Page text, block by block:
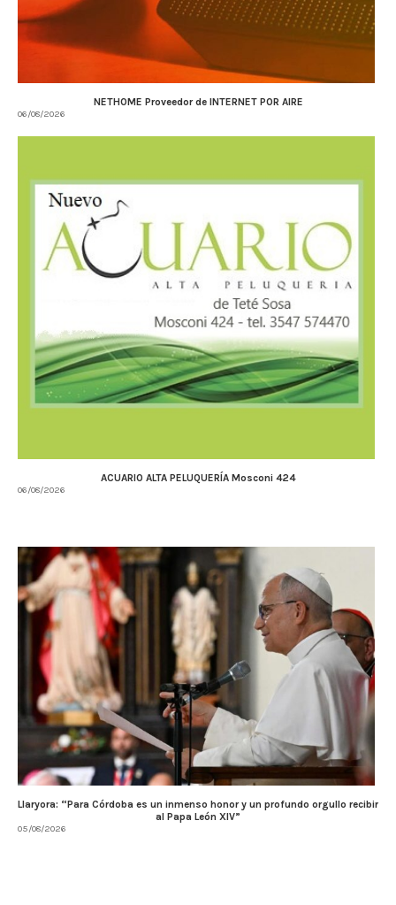
NETHOME Proveedor de INTERNET POR AIRE
06/08/2026
ACUARIO ALTA PELUQUERÍA Mosconi 424
06/08/2026
Llaryora: “Para Córdoba es un inmenso honor y un profundo orgullo recibir
al Papa León XIV”
05/08/2026